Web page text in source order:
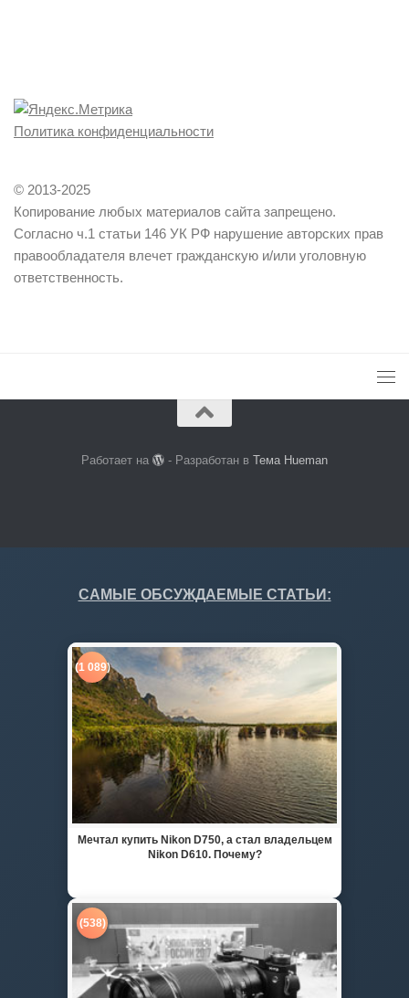
Политика конфиденциальности
© 2013-2025
Копирование любых материалов сайта запрещено.
Согласно ч.1 статьи 146 УК РФ нарушение авторских прав
правообладателя влечет гражданскую и/или уголовную
ответственность.
Работает на - Разработан вТема Hueman
САМЫЕ ОБСУЖДАЕМЫЕ СТАТЬИ:
(1 089)
Мечтал купить Nikon D750, а стал владельцем
Nikon D610. Почему?
(538)